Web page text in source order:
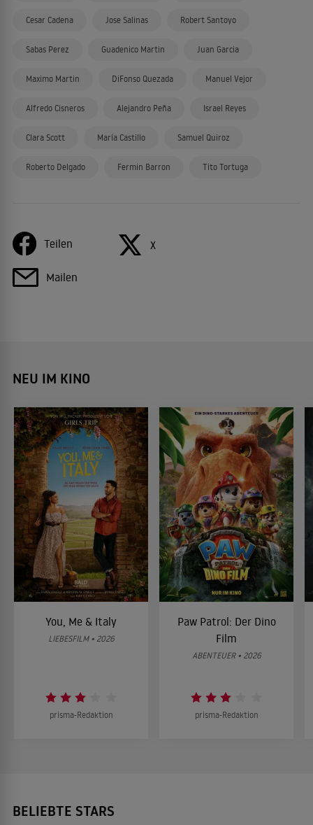
Cesar Cadena Jose Salinas Robert Santoyo
Sabas Perez Guadenico Martin Juan Garcia
Maximo Martin DiFonso Quezada Manuel Vejor
Alfredo Cisneros Alejandro Peña Israel Reyes
Clara Scott María Castillo Samuel Quiroz
Roberto Delgado Fermin Barron Tito Tortuga
Teilen X
Mailen
NEU IM KINO
You, Me & Italy
LIEBESFILM • 2026
prisma-Redaktion
Paw Patrol: Der Dino
Film
ABENTEUER • 2026
prisma-Redaktion
BELIEBTE STARS